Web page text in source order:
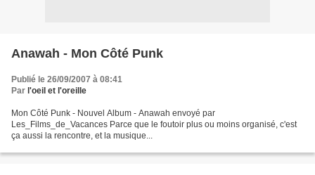
Anawah - Mon Côté Punk
Publié le 26/09/2007 à 08:41
Par l'oeil et l'oreille
Mon Côté Punk - Nouvel Album - Anawah envoyé par
Les_Films_de_Vacances Parce que le foutoir plus ou moins organisé, c'est
ça aussi la rencontre, et la musique...